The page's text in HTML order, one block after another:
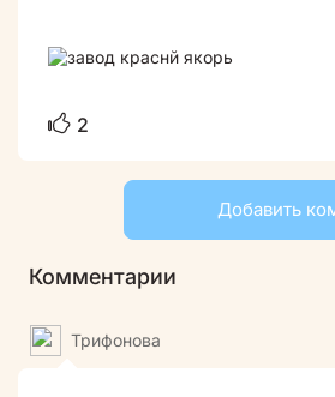
2
Добавить
Комментарии
Трифонова